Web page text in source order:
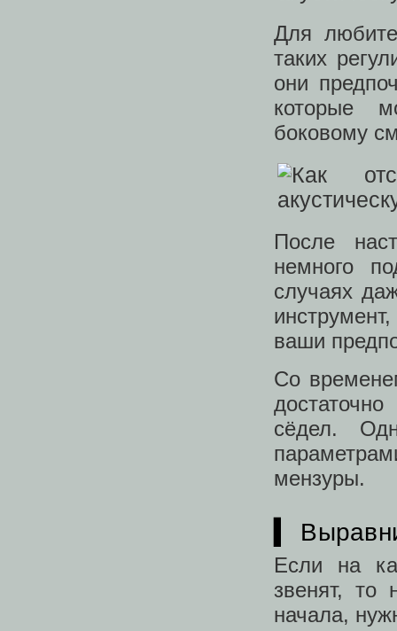
Для
таких
они
которые
боковому
После
немного
случаях
ваши
Со
сёдел.
мензуры.
▍
Если на
звенят, то
начала,